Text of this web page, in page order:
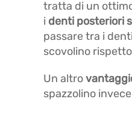
tratta di un
i denti posteriori
passare tra i
scovolino
Un altro
spazzolino